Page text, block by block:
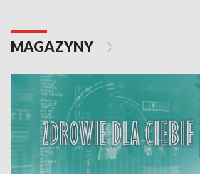
MAGAZYNY